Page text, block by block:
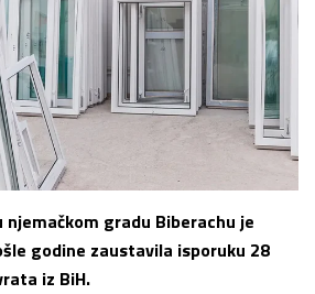
njemačkom gradu Biberachu je
godine zaustavila isporuku 28
iz BiH.